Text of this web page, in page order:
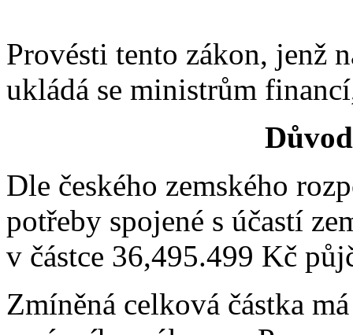
Provésti tento zákon, jenž
ukládá se ministrům
Dle českého zemského
potřeby spojené s účastí
v částce 36,495.499 Kč
Zmíněná celková částka